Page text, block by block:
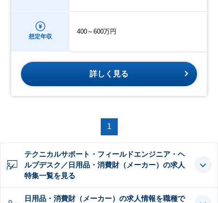
想定年収
400～600万円
詳しく見る
1
テクニカルサポート・フィールドエンジニア・ヘ
ルプデスク／日用品・消費財（メーカー）の求人
特集一覧を見る
日用品・消費財（メーカー）の求人情報を職種で